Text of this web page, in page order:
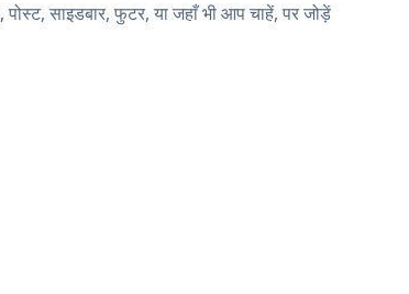
साइडबार, फुटर, या जहाँ भी आप चाहें, पर जोड़ें